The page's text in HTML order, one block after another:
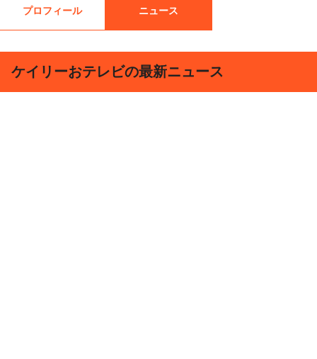
プロフィール ニュース
ケイリーおテレビの最新ニュース